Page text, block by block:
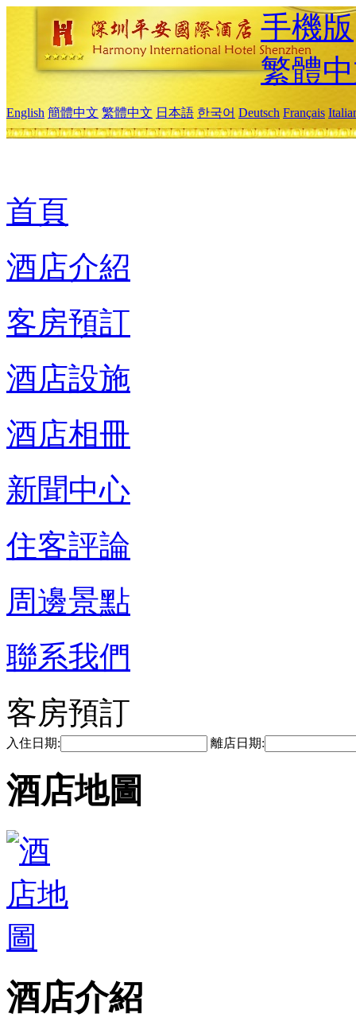
手機版
繁體
English 簡體中文 繁體中文 日本語 한국어 Deutsch Français
首頁
酒店介紹
客房預訂
酒店設施
酒店相冊
新聞中心
住客評論
周邊景點
聯系我們
客房預訂
入住日期: 離店日期:
酒店地圖
酒店介紹